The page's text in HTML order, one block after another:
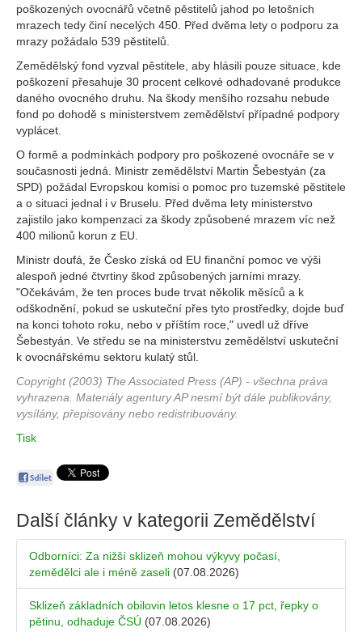
poškozených ovocnářů včetně pěstitelů jahod po letošních
mrazech tedy činí necelých 450. Před dvěma lety o podporu za
mrazy požádalo 539 pěstitelů.
Zemědělský fond vyzval pěstitele, aby hlásili pouze situace, kde
poškození přesahuje 30 procent celkové odhadované produkce
daného ovocného druhu. Na škody menšího rozsahu nebude
fond po dohodě s ministerstvem zemědělství případné podpory
vyplácet.
O formě a podmínkách podpory pro poškozené ovocnáře se v
současnosti jedná. Ministr zemědělství Martin Šebestyán (za
SPD) požádal Evropskou komisi o pomoc pro tuzemské pěstitele
a o situaci jednal i v Bruselu. Před dvěma lety ministerstvo
zajistilo jako kompenzaci za škody způsobené mrazem víc než
400 milionů korun z EU.
Ministr doufá, že Česko získá od EU finanční pomoc ve výši
alespoň jedné čtvrtiny škod způsobených jarními mrazy.
"Očekávám, že ten proces bude trvat několik měsíců a k
odškodnění, pokud se uskuteční přes tyto prostředky, dojde buď
na konci tohoto roku, nebo v příštím roce," uvedl už dříve
Šebestyán. Ve středu se na ministerstvu zemědělství uskuteční
k ovocnářskému sektoru kulatý stůl.
Copyright (2003) The Associated Press (AP) - všechna práva
vyhrazena. Materiály agentury AP nesmí být dále publikovány,
vysílány, přepisovány nebo redistribuovány.
Tisk
Další články v kategorii Zemědělství
Odborníci: Za nižší sklizeň mohou výkyvy počasí,
zemědělci ale i méně zaseli (07.08.2026)
Sklizeň základních obilovin letos klesne o 17 pct, řepky o
pětinu, odhaduje ČSÚ (07.08.2026)